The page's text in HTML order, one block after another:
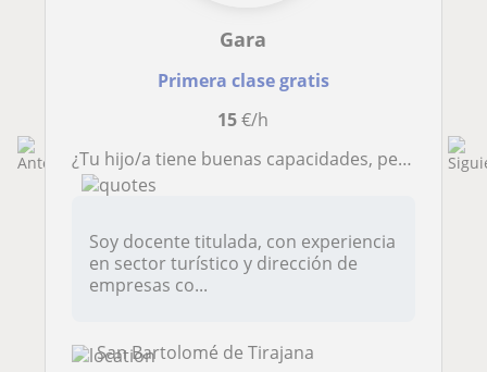
Gara
Primera clase gratis
15€/h
¿Tu hijo/a tiene buenas capacidades, pero no sabe cómo organizarse, estudiar o exponer en público?
Soy docente titulada, con experiencia
en sector turístico y dirección de
empresas co...
San Bartolomé de Tirajana